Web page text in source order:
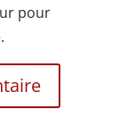
pour